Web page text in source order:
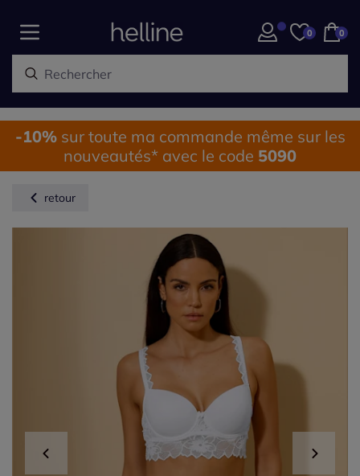
0 0
-10%sur toute ma commande même sur les
nouveautés* avec le code 5090
retour